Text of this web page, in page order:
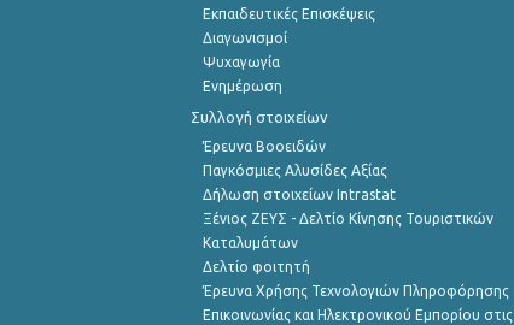
Εκπαιδευτικές Επισκέψεις
Διαγωνισμοί
Ψυχαγωγία
Ενημέρωση
Συλλογή στοιχείων
Έρευνα Βοοειδών
Παγκόσμιες Αλυσίδες Αξίας
Δήλωση στοιχείων Intrastat
Ξένιος ΖΕΥΣ - Δελτίο Κίνησης Τουριστικών
Καταλυμάτων
Δελτίο φοιτητή
Έρευνα Χρήσης Τεχνολογιών Πληροφόρησης
Επικοινωνίας και Ηλεκτρονικού Εμπορίου στις